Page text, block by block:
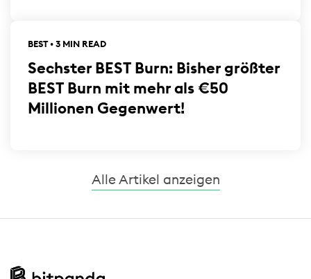
BEST • 3 MIN READ
Sechster BEST Burn: Bisher größter
BEST Burn mit mehr als €50
Millionen Gegenwert!
Alle Artikel anzeigen